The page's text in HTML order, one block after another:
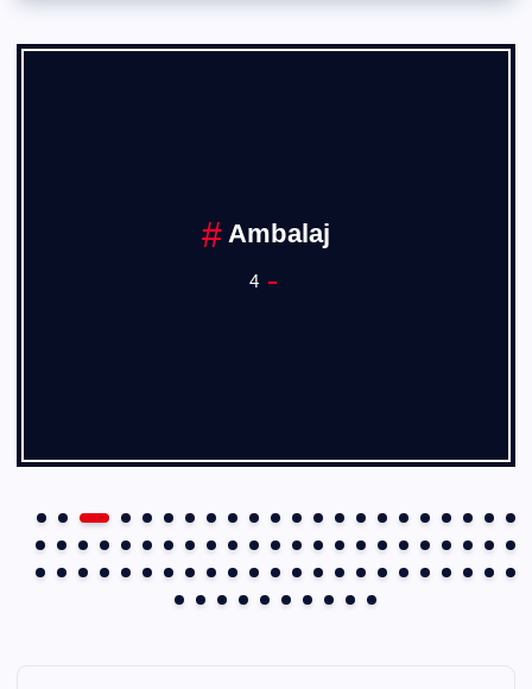
Ankara Sanayi Odası
1